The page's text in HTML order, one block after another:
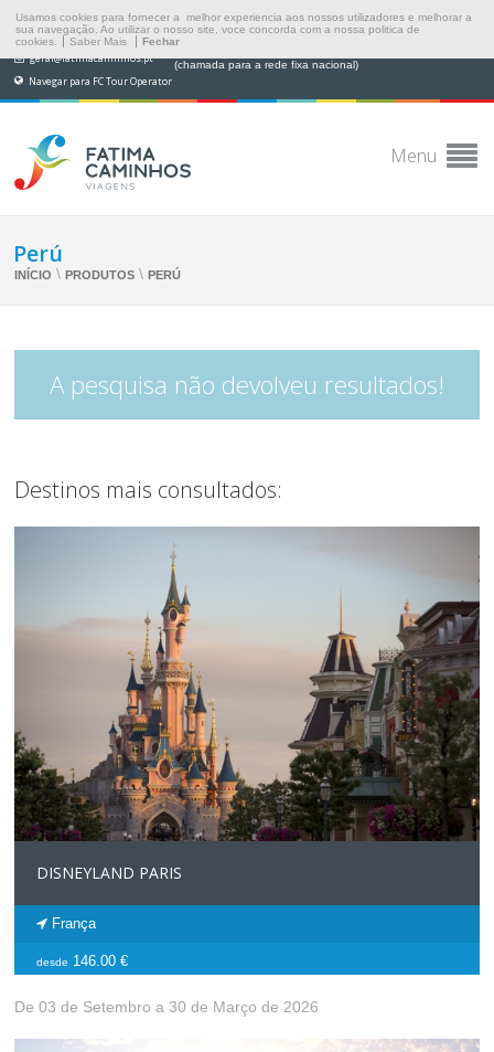
Usamos cookies para fornecer a melhor experiencia aos nossos utilizadores e melhorar a
sua navegação. Ao utilizar o nosso site, voce concorda com a nossa politica de
cookies.
Saber Mais Fechar
geral@fatimacaminhos.pt (chamada para a rede fixa nacional)
Navegar para FC Tour Operator
Menu
Perú
INÍCIO \ PRODUTOS \ PERÚ
A pesquisa não devolveu resultados!
Destinos mais consultados:
DISNEYLAND PARIS
França
desde 146.00 €
De 03 de Setembro a 30 de Março de 2026